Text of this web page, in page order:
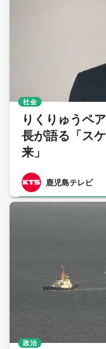
りくりゅうペ
長が語る「ス
来」
鹿児島テレビ
社会
政治